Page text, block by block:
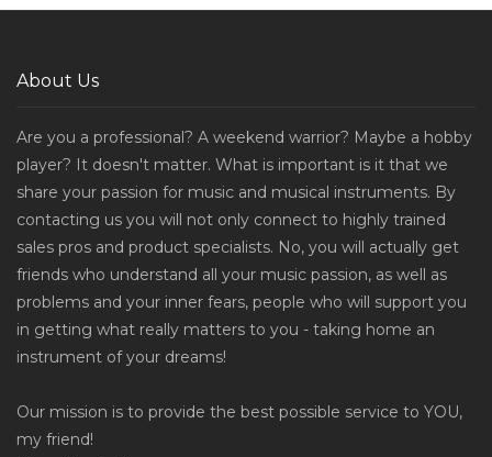
About Us
Are you a professional? A weekend warrior? Maybe a hobby
player? It doesn't matter. What is important is it that we
share your passion for music and musical instruments. By
contacting us you will not only connect to highly trained
sales pros and product specialists. No, you will actually get
friends who understand all your music passion, as well as
problems and your inner fears, people who will support you
in getting what really matters to you - taking home an
instrument of your dreams!
Our mission is to provide the best possible service to YOU,
my friend!